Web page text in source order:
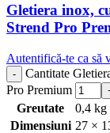
Gletiera inox,
Strend Pro
Autentifică-te ca să
Cantitate
Pro Premium
Greutate
0,4 kg
Dimensiuni 27 ×